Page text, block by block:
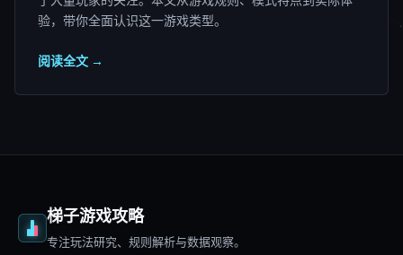
验，带你全面认识这一游戏类型。
阅读全文 →
梯子游戏攻略
专注玩法研究、规则解析与数据观察。